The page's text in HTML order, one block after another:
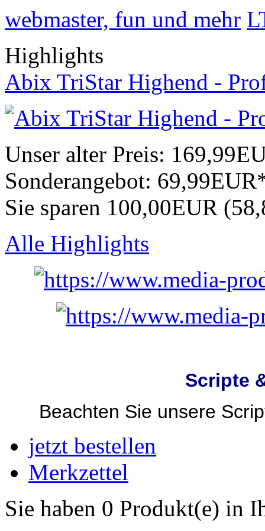
webmaster, fun und mehr
Highlights
Abix TriStar Highend -
Unser alter Preis:
Sonderangebot:
Sie sparen 100,00EUR
Alle Highlights
Scripte
Beachten Sie unsere
jetzt bestellen
Merkzettel
Sie haben 0 Produkt(e) in